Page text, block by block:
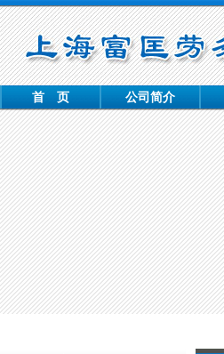
首 页 公司简介